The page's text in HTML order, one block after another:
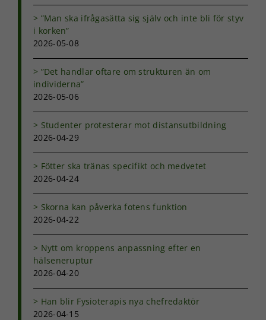
”Man ska ifrågasätta sig själv och inte bli för styv
i korken”
2026-05-08
”Det handlar oftare om strukturen än om
individerna”
2026-05-06
Studenter protesterar mot distansutbildning
2026-04-29
Fötter ska tränas specifikt och medvetet
2026-04-24
Skorna kan påverka fotens funktion
2026-04-22
Nytt om kroppens anpassning efter en
hälseneruptur
2026-04-20
Han blir Fysioterapis nya chefredaktör
2026-04-15
fungera.
För att vi ska
kunna
och
uppbyggnad,
används.
Upplevelse
hemsida ska
prestera så
bra som
Om du nekar
de här